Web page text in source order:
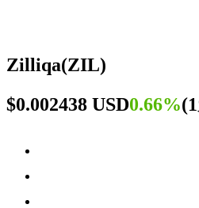
Zilliqa(ZIL)
$0.002438 USD0.66%(